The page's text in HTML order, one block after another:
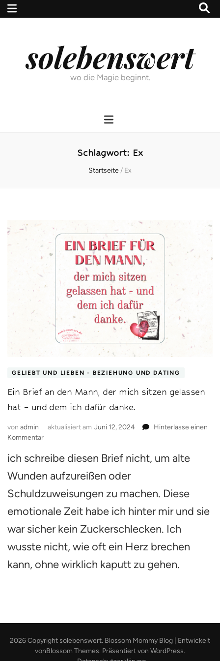
solebenswert
wo die Magie beginnt.
Schlagwort: Ex
Startseite/ Ex
GELIEBT UND LIEBEN - BEZIEHUNG UND DATING
Ein Brief an den Mann, der mich sitzen gelassen
hat – und dem ich dafür danke.
von admin aktualisiert am Juni 12, 2024
Hinterlasse einen
Kommentarzu
Brief
den
der
mich
gelassen
–
und
dem
ich schreibe diesen Brief nicht, um alte
Wunden aufzureißen oder
Schuldzuweisungen zu machen. Diese
emotionale Zeit habe ich hinter mir und sie
war sicher kein Zuckerschlecken. Ich
wusste nicht, wie oft ein Herz brechen
kann, ohne wirklich kaputt zu gehen.
2026 Copyright solebenswert. Blossom Mommy Blog | Entwickelt
vonBlossom Themes. Präsentiert von WordPress.